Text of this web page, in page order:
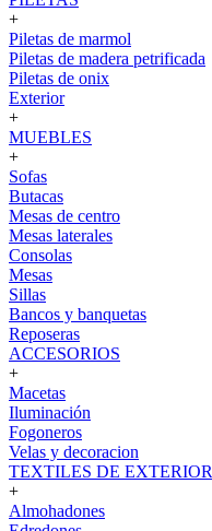
+
Piletas de marmol
Piletas de madera petrificada
Piletas de onix
Exterior
+
MUEBLES
+
Sofas
Butacas
Mesas de centro
Mesas laterales
Consolas
Mesas
Sillas
Bancos y banquetas
Reposeras
ACCESORIOS
+
Macetas
Iluminación
Fogoneros
Velas y decoracion
TEXTILES DE EXTERIOR
+
Almohadones